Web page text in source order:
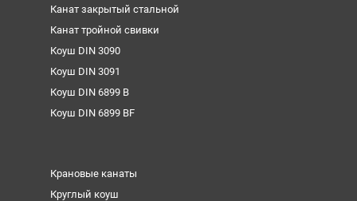
Канат закрытый стальной
Канат тройной свивки
Коуш DIN 3090
Коуш DIN 3091
Коуш DIN 6899 B
Коуш DIN 6899 BF
Крановые канаты
Круглый коуш